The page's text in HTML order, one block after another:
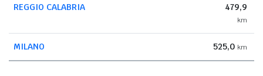
REGGIO CALABRIA 479,9
km
MILANO 525,0 km